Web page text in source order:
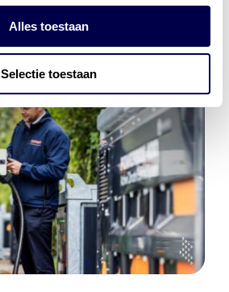
Alles toestaan
Selectie toestaan